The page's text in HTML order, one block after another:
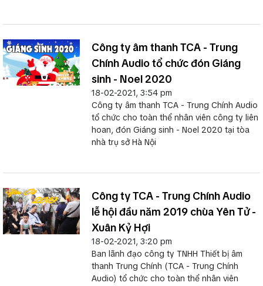
Công ty âm thanh TCA - Trung
Chính Audio tổ chức đón Giáng
sinh - Noel 2020
18-02-2021, 3:54 pm
Công ty âm thanh TCA - Trung Chính Audio
tổ chức cho toàn thể nhân viên công ty liên
hoan, đón Giáng sinh - Noel 2020 tại tòa
nhà trụ sở Hà Nội
Công ty TCA - Trung Chính Audio
lễ hội đầu năm 2019 chùa Yên Tử -
Xuân Kỷ Hợi
18-02-2021, 3:20 pm
Ban lãnh đạo công ty TNHH Thiết bị âm
thanh Trung Chính (TCA - Trung Chính
Audio) tổ chức cho toàn thể nhân viên